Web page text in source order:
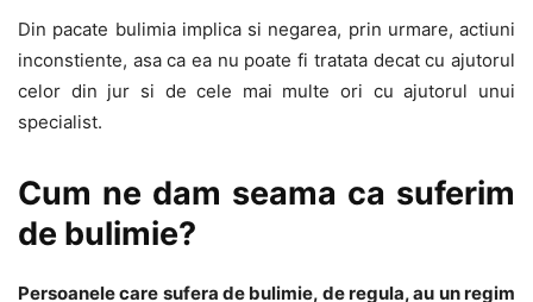
Din pacate bulimia implica si negarea, prin urmare, actiuni
inconstiente, asa ca ea nu poate fi tratata decat cu ajutorul
celor din jur si de cele mai multe ori cu ajutorul unui
specialist.
Cum ne dam seama ca suferim
de bulimie?
Persoanele care sufera de bulimie, de regula, au un regim